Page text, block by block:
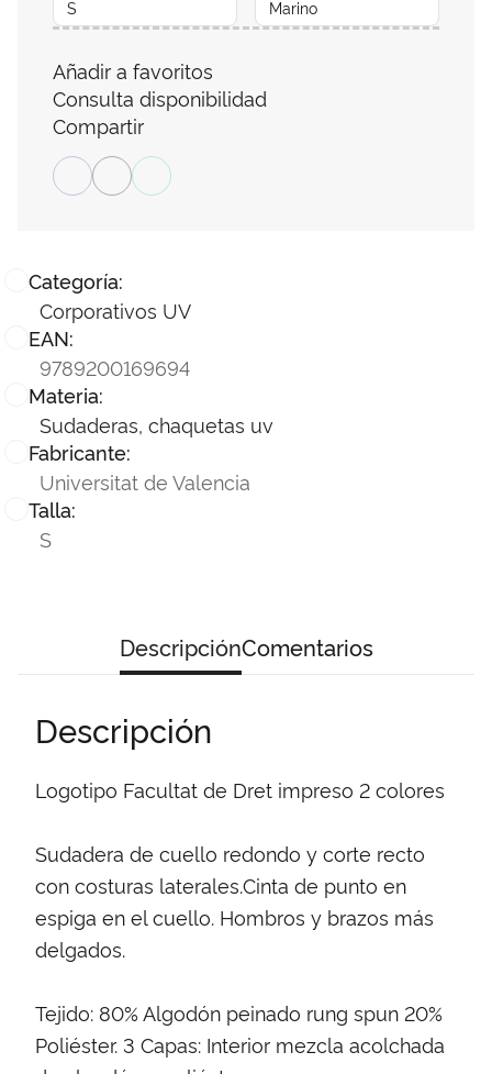
Categoría:
Corporativos UV
EAN:
9789200169694
Materia:
Sudaderas, chaquetas uv
Fabricante:
Universitat de Valencia
Talla:
S
Añadir a favoritos
Consulta disponibilidad
Compartir
DescripciónComentarios
Descripción
Logotipo Facultat de Dret impreso 2 colores
Sudadera de cuello redondo y corte recto
con costuras laterales.Cinta de punto en
espiga en el cuello. Hombros y brazos más
delgados.
Tejido: 80% Algodón peinado rung spun 20%
Poliéster. 3 Capas: Interior mezcla acolchada